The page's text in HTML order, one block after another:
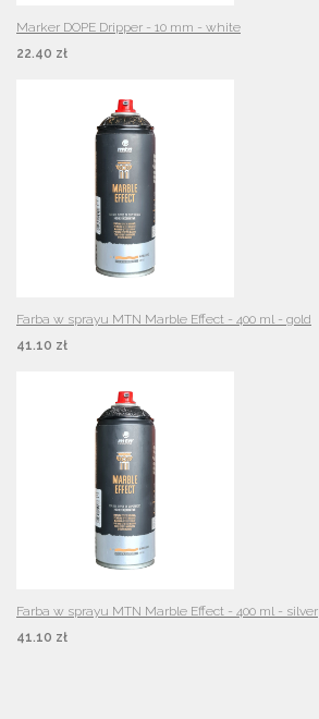
Marker DOPE Dripper - 10 mm - white
22.40 zł
Farba w sprayu MTN Marble Effect - 400 ml - gold
41.10 zł
Farba w sprayu MTN Marble Effect - 400 ml - silver
41.10 zł